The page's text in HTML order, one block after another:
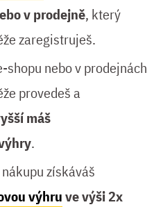
v prodejně, který
zaregistruješ.
shopu nebo v prodejnách
provedeš a
máš
.
získáváš
výhruve výši 2x